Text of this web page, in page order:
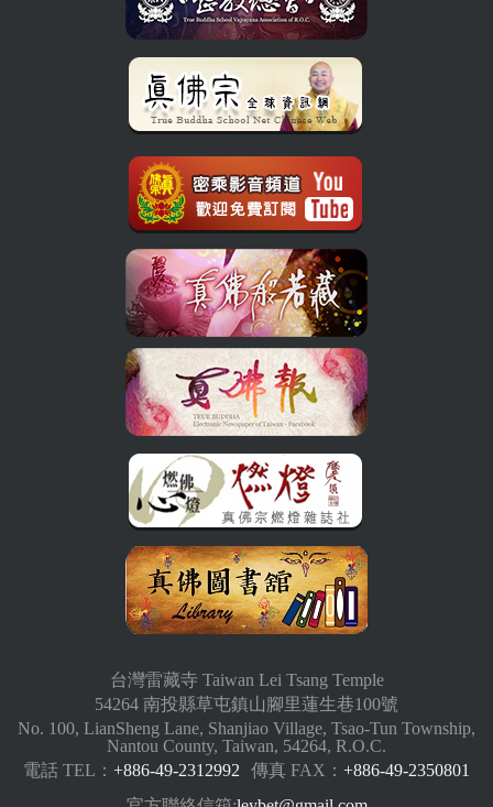
台灣雷藏寺 Taiwan Lei Tsang Temple
54264 南投縣草屯鎮山腳里蓮生巷100號
No. 100, LianSheng Lane, Shanjiao Village, Tsao-Tun Township,
Nantou County, Taiwan, 54264, R.O.C.
電話 TEL： +886-49-2312992 傳真 FAX： +886-49-2350801